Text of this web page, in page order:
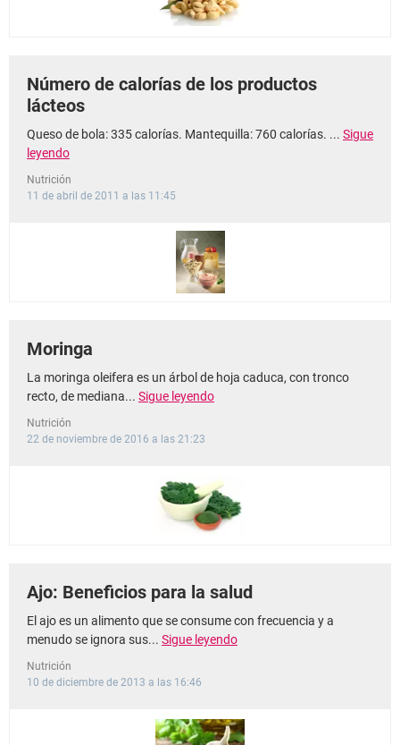
Número de calorías de los productos
lácteos
Queso de bola: 335 calorías. Mantequilla: 760 calorías. ... Sigue
leyendo
Nutrición
11 de abril de 2011 a las 11:45
Moringa
La moringa oleifera es un árbol de hoja caduca, con tronco
recto, de mediana... Sigue leyendo
Nutrición
22 de noviembre de 2016 a las 21:23
Ajo: Beneficios para la salud
El ajo es un alimento que se consume con frecuencia y a
menudo se ignora sus... Sigue leyendo
Nutrición
10 de diciembre de 2013 a las 16:46